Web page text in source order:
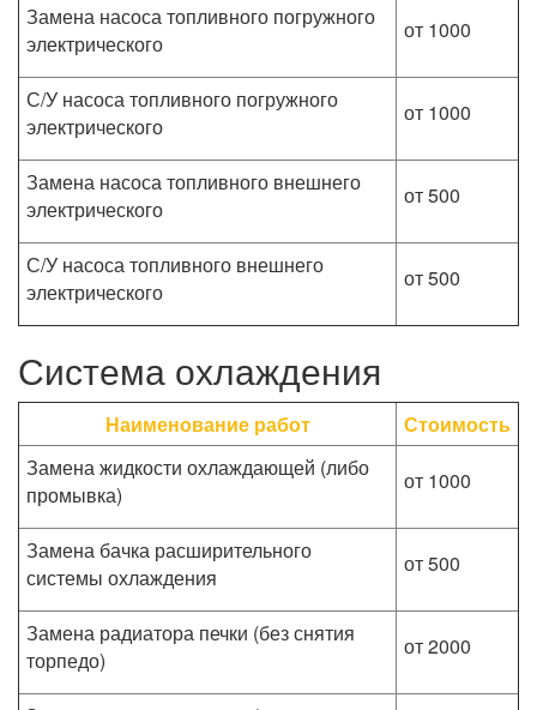
Замена насоса топливного погружного
электрического
от 1000
С/У насоса топливного погружного
электрического
от 1000
Замена насоса топливного внешнего
электрического
от 500
С/У насоса топливного внешнего
электрического
от 500
Система охлаждения
Наименование работ
Стоимость
Замена жидкости охлаждающей (либо
промывка)
от 1000
Замена бачка расширительного
системы охлаждения
от 500
Замена радиатора печки (без снятия
торпедо)
от 2000